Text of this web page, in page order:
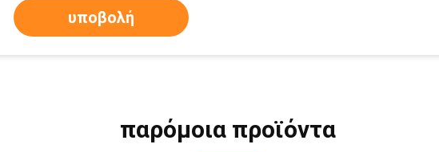
υποβολή
παρόμοια προϊόντα